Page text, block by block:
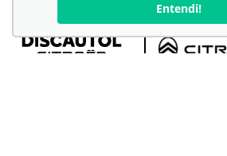
Entendi!